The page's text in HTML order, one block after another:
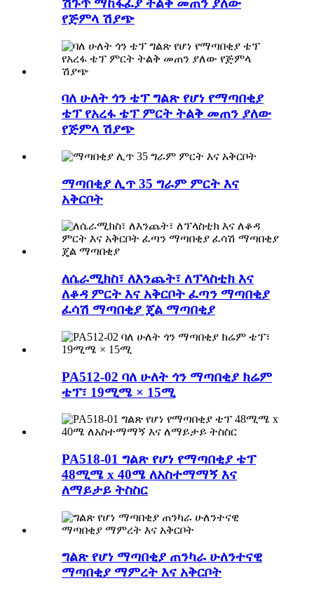
ሽጉጥ ማከፋፈያ ትልቅ መጠን ያለው
የጅምላ ሽያጭ
ባለ ሁለት ጎን ቴፕ ግልጽ የሆነ የማጣበቂያ
ቴፕ የአረፋ ቴፕ ምርት ትልቅ መጠን ያለው
የጅምላ ሽያጭ
ማጣበቂያ ሊጥ 35 ግራም ምርት እና
አቅርቦት
ለሴራሚክስ፣ ለእንጨት፣ ለፕላስቲክ እና
ለቆዳ ምርት እና አቅርቦት ፈጣን ማጣበቂያ
ፈሳሽ ማጣበቂያ ጄል ማጣበቂያ
PA512-02 ባለ ሁለት ጎን ማጣበቂያ ክሬም
ቴፕ፣ 19ሚሜ × 15ሚ
PA518-01 ግልጽ የሆነ የማጣበቂያ ቴፕ
48ሚሜ x 40ሜ ለአስተማማኝ እና
ለማይታይ ትስስር
ግልጽ የሆነ ማጣበቂያ ጠንካራ ሁለንተናዊ
ማጣበቂያ ማምረት እና አቅርቦት